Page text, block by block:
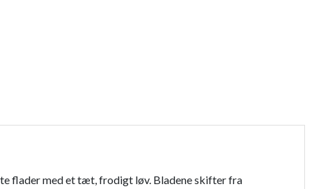
flader med et tæt, frodigt løv. Bladene skifter fra